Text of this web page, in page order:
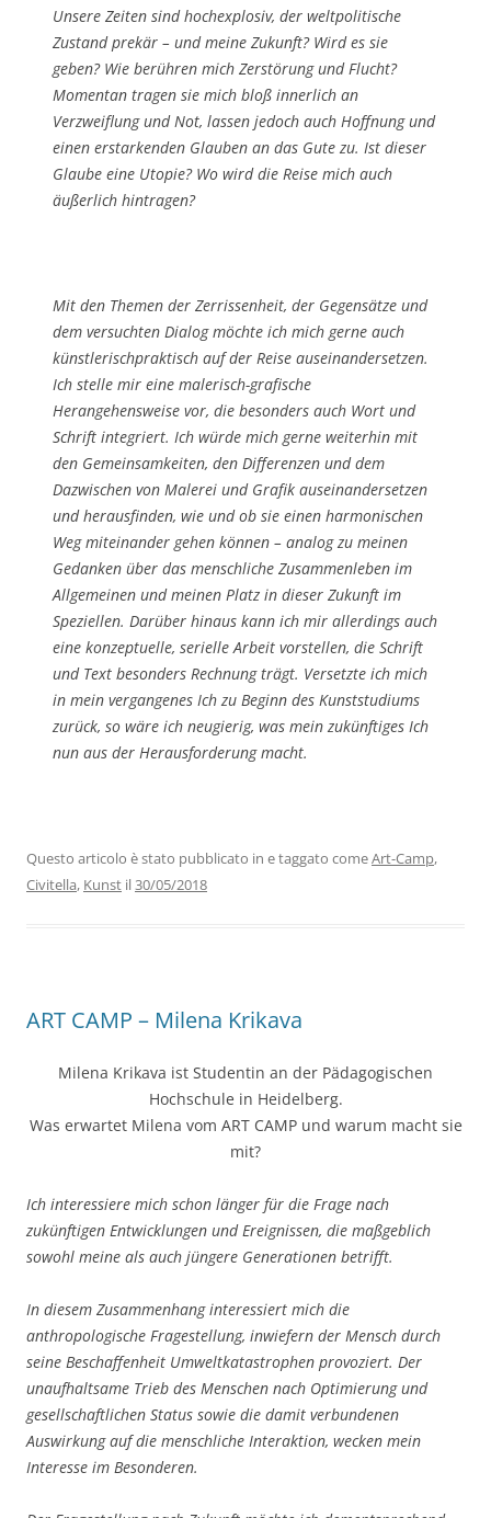
Unsere Zeiten sind hochexplosiv, der weltpolitische
Zustand prekär – und meine Zukunft? Wird es sie
geben? Wie berühren mich Zerstörung und Flucht?
Momentan tragen sie mich bloß innerlich an
Verzweiflung und Not, lassen jedoch auch Hoffnung und
einen erstarkenden Glauben an das Gute zu. Ist dieser
Glaube eine Utopie? Wo wird die Reise mich auch
äußerlich hintragen?
Mit den Themen der Zerrissenheit, der Gegensätze und
dem versuchten Dialog möchte ich mich gerne auch
künstlerischpraktisch auf der Reise auseinandersetzen.
Ich stelle mir eine malerisch-grafische
Herangehensweise vor, die besonders auch Wort und
Schrift integriert. Ich würde mich gerne weiterhin mit
den Gemeinsamkeiten, den Differenzen und dem
Dazwischen von Malerei und Grafik auseinandersetzen
und herausfinden, wie und ob sie einen harmonischen
Weg miteinander gehen können – analog zu meinen
Gedanken über das menschliche Zusammenleben im
Allgemeinen und meinen Platz in dieser Zukunft im
Speziellen. Darüber hinaus kann ich mir allerdings auch
eine konzeptuelle, serielle Arbeit vorstellen, die Schrift
und Text besonders Rechnung trägt. Versetzte ich mich
in mein vergangenes Ich zu Beginn des Kunststudiums
zurück, so wäre ich neugierig, was mein zukünftiges Ich
nun aus der Herausforderung macht.
Questo articolo è stato pubblicato in e taggato comeArt-Camp,
Civitella, Kunst il30/05/2018
ART CAMP – Milena Krikava
Milena Krikava ist Studentin an der Pädagogischen
Hochschule in Heidelberg.
Was erwartet Milena vom ART CAMP und warum macht sie
mit?
Ich interessiere mich schon länger für die Frage nach
zukünftigen Entwicklungen und Ereignissen, die maßgeblich
sowohl meine als auch jüngere Generationen betrifft.
In diesem Zusammenhang interessiert mich die
anthropologische Fragestellung, inwiefern der Mensch durch
seine Beschaffenheit Umweltkatastrophen provoziert. Der
unaufhaltsame Trieb des Menschen nach Optimierung und
gesellschaftlichen Status sowie die damit verbundenen
Auswirkung auf die menschliche Interaktion, wecken mein
Interesse im Besonderen.